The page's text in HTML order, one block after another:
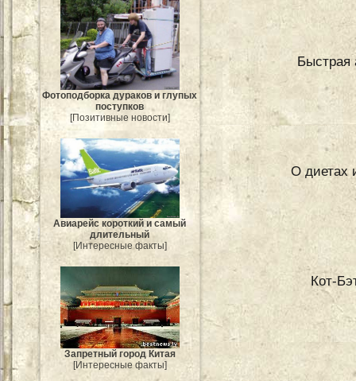
Фотоподборка дураков и глупых
поступков
[Позитивные новости]
Авиарейс короткий и самый
длительный
[Интересные факты]
Запретный город Китая
[Интересные факты]
Быстрая
О диетах
Кот-